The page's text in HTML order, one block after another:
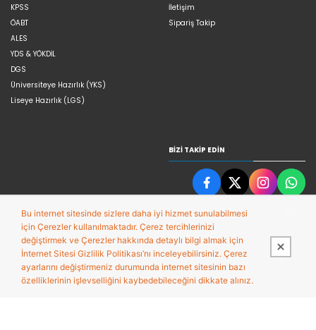
KPSS
ÖABT
ALES
YDS & YÖKDİL
DGS
Üniversiteye Hazırlık (YKS)
Liseye Hazırlık (LGS)
İletişim
Sipariş Takip
BIZI TAKIP EDIN
Bu internet sitesinde sizlere daha iyi hizmet sunulabilmesi
için Çerezler kullanılmaktadır. Çerez tercihlerinizi
değiştirmek ve Çerezler hakkında detaylı bilgi almak için
İnternet Sitesi Gizlilik Politikası’nı inceleyebilirsiniz. Çerez
ayarlarını değiştirmeniz durumunda internet sitesinin bazı
özelliklerinin işlevselliğini kaybedebileceğini dikkate alınız.